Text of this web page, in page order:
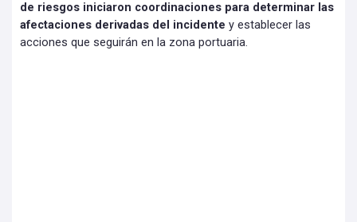
de riesgos iniciaron coordinaciones para determinar las
afectaciones derivadas del incidente y establecer las
acciones que seguirán en la zona portuaria.